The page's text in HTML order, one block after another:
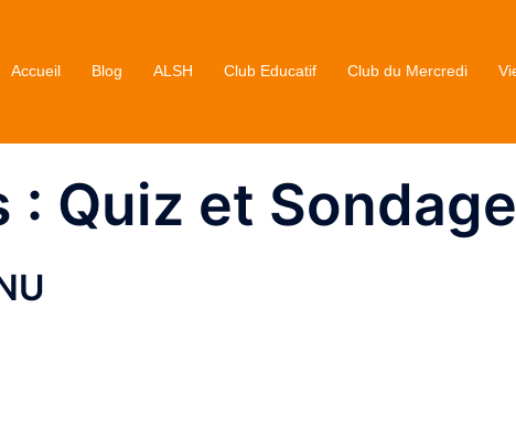
Accueil Blog ALSH Club Educatif Club du Mercredi
: Quiz et